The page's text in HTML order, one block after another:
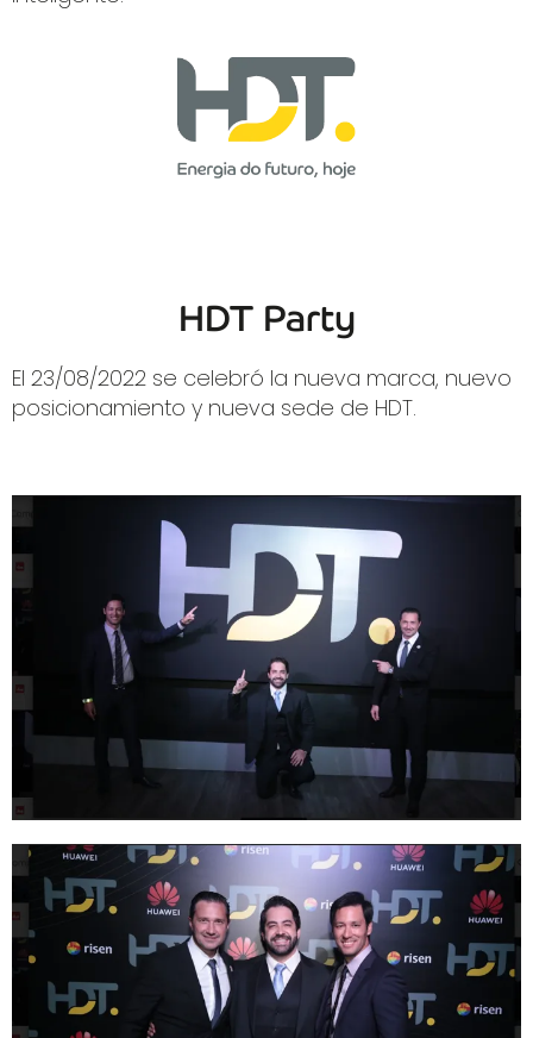
HDT Party
El 23/08/2022 se celebró la nueva marca, nuevo
posicionamiento y nueva sede de HDT.